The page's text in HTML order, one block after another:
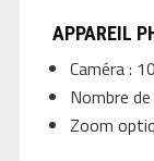
APPAREIL
Caméra :
Nombre
Zoom